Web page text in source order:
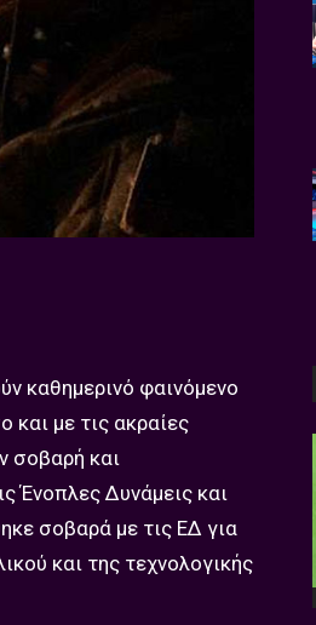
καθημερινό φαινόμενο
και με τις ακραίες
σοβαρή και
Ένοπλες Δυνάμεις και
σοβαρά με τις ΕΔ για
και της τεχνολογικής